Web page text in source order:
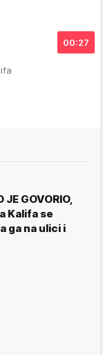
00:27
JE GOVORIO,
Kalifa se
ga na ulici i